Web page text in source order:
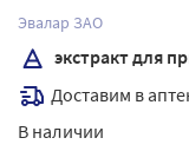
местного применения
жидкий 50 мл
Эвалар ЗАО
экстракт для приема
Доставим в
В наличии